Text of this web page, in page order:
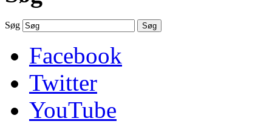
Søg Søg
Facebook
Twitter
YouTube